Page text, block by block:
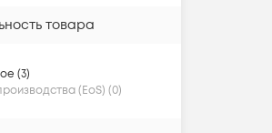
товара
(3)
(EoS) (0)